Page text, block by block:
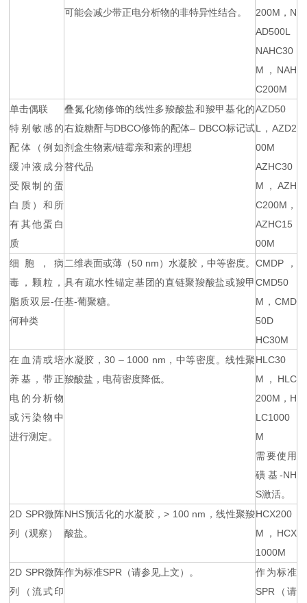
可能会减少带正电分析物的非特异性结合。
200M，N
AD500L
NAHC30
M，NAH
C200M
单击偶联
特别敏感的
配体（例如
缓冲液成分
受限制的蛋
白质）和所
有其他蛋白
质
叠氮化物修饰的线性多羧酸盐和羧甲基化的
右旋糖酐与DBCO修饰的配体– DBCO标记试
剂盒生物素/链霉亲和素的理想
替代品
AZD50
L，AZD2
00M
AZHC30
M，AZH
C200M，
AZHC15
00M
细胞，病
毒，颗粒，
脂质双层-任
何种类
二维表面或薄（50 nm）水凝胶，中等密度。
具有疏水性锚定基团的直链聚羧酸盐或羧甲
基-葡聚糖。
CMDP，
CMD50
M，CMD
50D
HC30M
在血清或培
养基，带正
电的分析物
或污染物中
进行测定。
水凝胶，30 – 1000 nm，中等密度。线性聚
羧酸盐，电荷密度降低。
HLC30
M，HLC
200M，H
LC1000
M
需要使用
磺基-NH
S激活。
2D SPR微阵
列（观察）
NHS预活化的水凝胶，> 100 nm，线性聚羧
酸盐。
HCX200
M，HCX
1000M
2D SPR微阵
列（流式印
作为标准SPR（请参见上文）。
作为标准
SPR（请